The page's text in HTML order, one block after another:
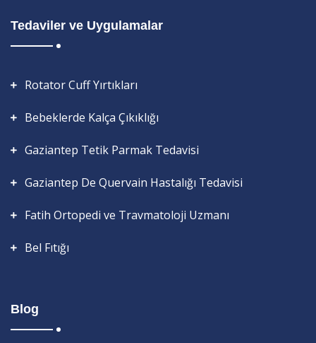
Tedaviler ve Uygulamalar
Rotator Cuff Yırtıkları
Bebeklerde Kalça Çıkıklığı
Gaziantep Tetik Parmak Tedavisi
Gaziantep De Quervain Hastalığı Tedavisi
Fatih Ortopedi ve Travmatoloji Uzmanı
Bel Fıtığı
Blog